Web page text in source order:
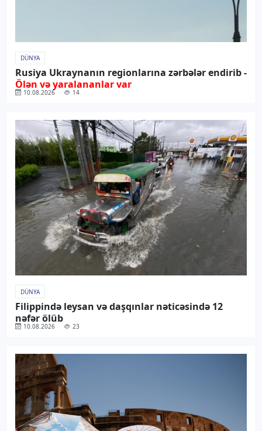
DÜNYA
Rusiya Ukraynanın regionlarına zərbələr endirib -
Ölən və yaralananlar var
10.08.2026 14
DÜNYA
Filippində leysan və daşqınlar nəticəsində 12
nəfər ölüb
10.08.2026 23